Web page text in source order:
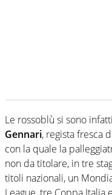
Le rossoblù si sono
Gennari, regista fresca
con la quale la
non da titolare, in tre
titoli nazionali, un